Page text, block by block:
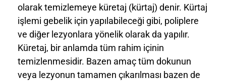
olarak temizlemeye küretaj (kürtaj) denir. Kürtaj
işlemi gebelik için yapılabileceği gibi, poliplere
ve diğer lezyonlara yönelik olarak da yapılır.
Küretaj, bir anlamda tüm rahim içinin
temizlenmesidir. Bazen amaç tüm dokunun
veya lezyonun tamamen çıkarılması bazen de